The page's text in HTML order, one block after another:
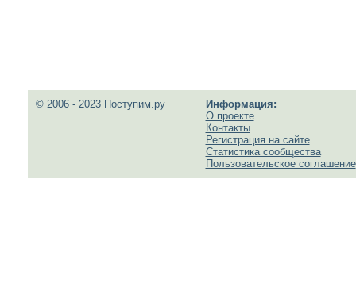
© 2006 - 2023 Поступим.ру
Информация:
О проекте
Контакты
Регистрация на сайте
Статистика сообщества
Пользовательское соглашение